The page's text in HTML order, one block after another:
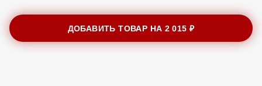
ДОБАВИТЬ ТОВАР НА 2 015 ₽